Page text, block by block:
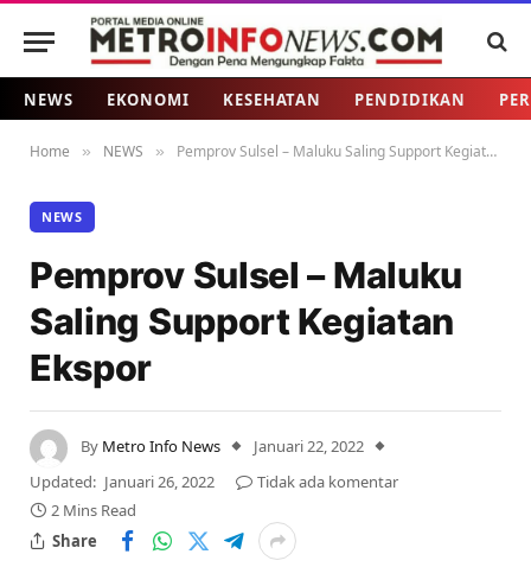
NEWS EKONOMI KESEHATAN PENDIDIKAN
Home » NEWS » Pemprov Sulsel – Maluku Saling Support Kegiatan Ekspor
NEWS
Pemprov Sulsel – Maluku
Saling Support Kegiatan
Ekspor
By Metro Info News
Januari 22, 2022
Updated: Januari 26, 2022
Tidak ada komentar
2 Mins Read
Share